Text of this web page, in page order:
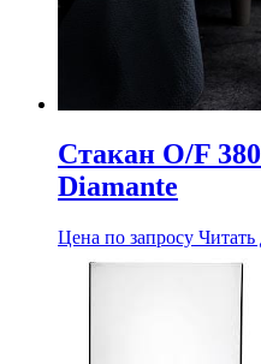
Стакан O/F
Diamante
Цена по запросу Читать